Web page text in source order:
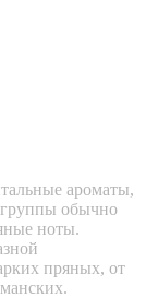
ароматы,
обычно
ноты.
пряных, от